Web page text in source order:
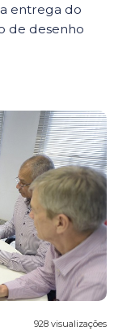
entrega do
de desenho
928 visualizações